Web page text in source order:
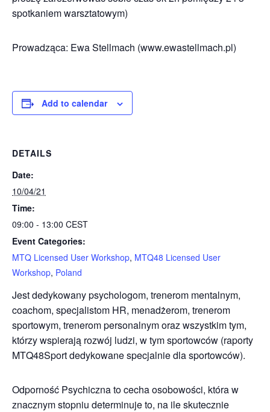
spotkaniem warsztatowym)
Prowadząca: Ewa Stellmach (www.ewastellmach.pl)
Add to calendar
DETAILS
Date:
10/04/21
Time:
09:00 - 13:00 CEST
Event Categories:
MTQ Licensed User Workshop, MTQ48 Licensed User
Workshop, Poland
Jest dedykowany psychologom, trenerom mentalnym,
coachom, specjalistom HR, menadżerom, trenerom
sportowym, trenerom personalnym oraz wszystkim tym,
którzy wspierają rozwój ludzi, w tym sportowców (raporty
MTQ48Sport dedykowane specjalnie dla sportowców).
Odporność Psychiczna to cecha osobowości, która w
znacznym stopniu determinuje to, na ile skutecznie